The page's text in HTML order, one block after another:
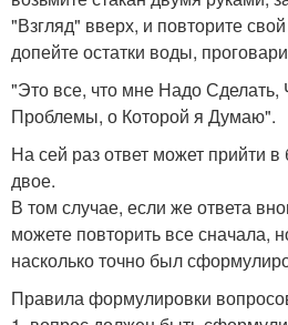
"Взгляд" вверх, и повторите
допейте остатки воды,
"Это все, что мне Надо
Проблемы, о Которой я Думаю".
На сей раз ответ может прийти
двое.
В том случае, если же ответа
можете повторить все сначала,
насколько точно был
Правила формулировки